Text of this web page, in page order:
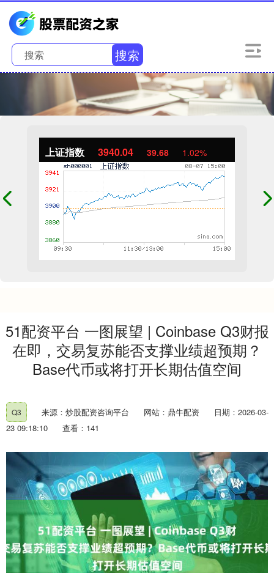
搜索
上证指数 3940.04 39.68 1.02%
51配资平台 一图展望 | Coinbase Q3财报
在即，交易复苏能否支撑业绩超预期？
Base代币或将打开长期估值空间
Q3 来源：炒股配资咨询平台 网站：鼎牛配资
日期：2026-03-
23 09:18:10
查看：141